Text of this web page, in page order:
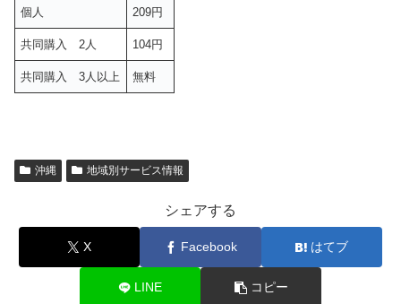
個人 209円
共同購入 2人 104円
共同購入 3人以上 無料
沖縄 地域別サービス情報
シェアする
X Facebook はてブ
LINE コピー